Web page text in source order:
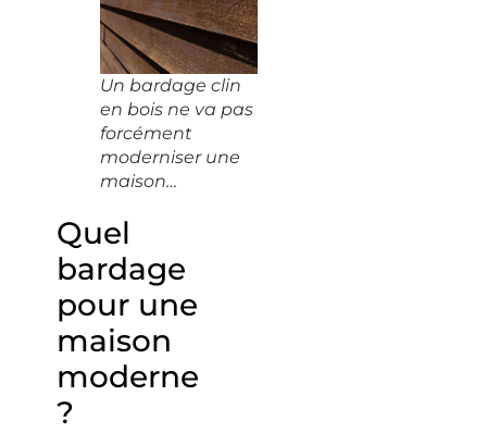
Un bardage clin
en bois ne va pas
forcément
moderniser une
maison…
Quel
bardage
pour une
maison
moderne
?